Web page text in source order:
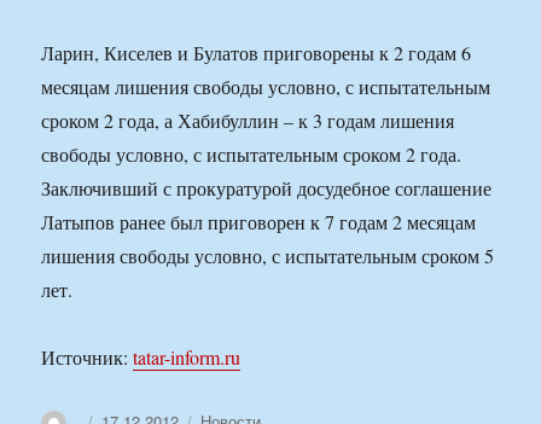
Ларин, Киселев и Булатов приговорены к 2 годам 6
месяцам лишения свободы условно, с испытательным
сроком 2 года, а Хабибуллин – к 3 годам лишения
свободы условно, с испытательным сроком 2 года.
Заключивший с прокуратурой досудебное соглашение
Латыпов ранее был приговорен к 7 годам 2 месяцам
лишения свободы условно, с испытательным сроком 5
лет.
Источник:tatar-inform.ru